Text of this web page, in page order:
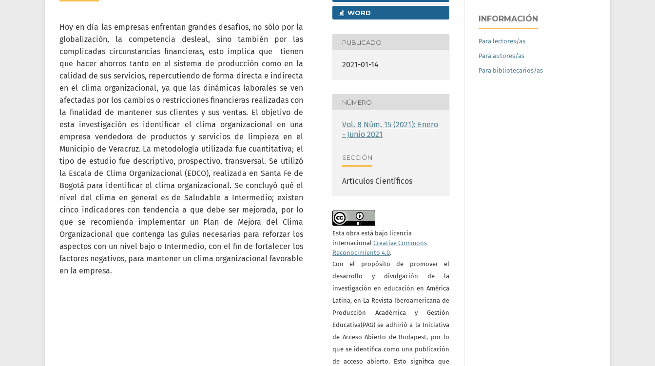
Hoy en día las empresas enfrentan grandes desafíos, no sólo por la
globalización, la competencia desleal, sino también por las
complicadas circunstancias financieras, esto implica que tienen
que hacer ahorros tanto en el sistema de producción como en la
calidad de sus servicios, repercutiendo de forma directa e indirecta
en el clima organizacional, ya que las dinámicas laborales se ven
afectadas por los cambios o restricciones financieras realizadas con
la finalidad de mantener sus clientes y sus ventas. El objetivo de
esta investigación es identificar el clima organizacional en una
empresa vendedora de productos y servicios de limpieza en el
Municipio de Veracruz. La metodología utilizada fue cuantitativa; el
tipo de estudio fue descriptivo, prospectivo, transversal. Se utilizó
la Escala de Clima Organizacional (EDCO), realizada en Santa Fe de
Bogotá para identificar el clima organizacional. Se concluyó qué el
nivel del clima en general es de Saludable a Intermedio; existen
cinco indicadores con tendencia a que debe ser mejorada, por lo
que se recomienda implementar un Plan de Mejora del Clima
Organizacional que contenga las guías necesarias para reforzar los
aspectos con un nivel bajo o Intermedio, con el fin de fortalecer los
factores negativos, para mantener un clima organizacional favorable
en la empresa.
WORD
PUBLICADO
2021-01-14
NÚMERO
Vol. 8 Núm. 15 (2021): Enero
- Junio 2021
SECCIÓN
Artículos Científicos
Esta obra está bajo licencia
internacional Creative Commons
Reconocimiento 4.0.
Con el propósito de promover el
desarrollo y divulgación de la
investigación en educación en América
Latina, en La Revista Iberoamericana de
Producción Académica y Gestión
Educativa(PAG) se adhirió a la Iniciativa
de Acceso Abierto de Budapest, por lo
que se identifica como una publicación
de acceso abierto. Esto significa que
INFORMACIÓN
Para lectores/as
Para autores/as
Para bibliotecarios/as